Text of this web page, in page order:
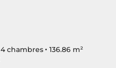
4 chambres
136.86 m²